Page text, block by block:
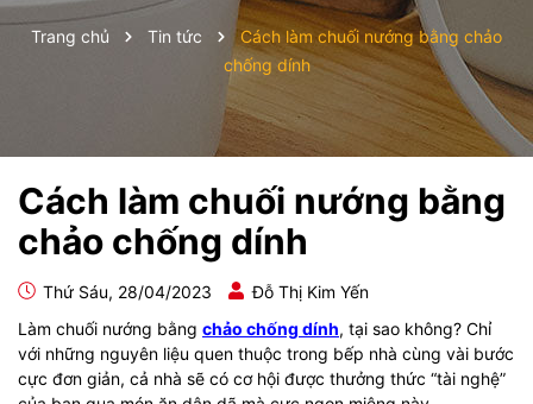
Trang chủ Tin tức
Cách làm chuối nướng bằng chảo
chống dính
Cách làm chuối nướng bằng
chảo chống dính
Thứ Sáu, 28/04/2023
Đỗ Thị Kim Yến
Làm chuối nướng bằng chảo chống dính, tại sao không? Chỉ
với những nguyên liệu quen thuộc trong bếp nhà cùng vài bước
cực đơn giản, cả nhà sẽ có cơ hội được thưởng thức “tài nghệ”